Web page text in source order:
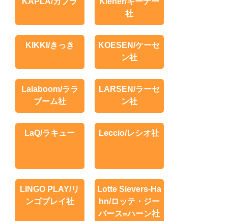
社
KIKKI/きっき
KOESEN/ケーセ
ン社
Lalaboom/ララ
ブーム社
LARSEN/ラーセ
ン社
LaQ/ラキュー Leccio/レシオ社
LINGO PLAY/リ
ンゴプレイ社
Lotte Sievers-Ha
hn/ロッテ・ジー
バース=ハーン社